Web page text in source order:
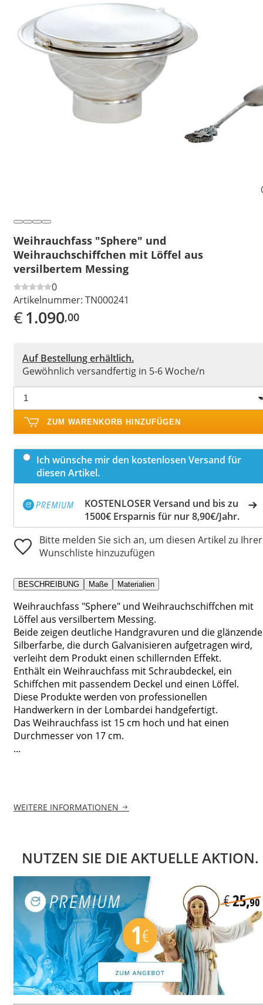
Weihrauchfass "Sphere" und
Weihrauchschiffchen mit Löffel aus
versilbertem Messing
0
Artikelnummer: TN000241
€1.090,00
Auf Bestellung erhältlich.
Gewöhnlich versandfertig in 5-6 Woche/n
ZUM WARENKORB HINZUFÜGEN
Ich wünsche mir den kostenlosen Versand für
diesen Artikel.
KOSTENLOSER Versand und bis zu
1500€ Ersparnis für nur 8,90€/Jahr.
Bitte melden Sie sich an, um diesen Artikel zu Ihrer
Wunschliste hinzuzufügen
BESCHREIBUNG Maße Materialien
Weihrauchfass "Sphere" und Weihrauchschiffchen mit
Löffel aus versilbertem Messing.
Beide zeigen deutliche Handgravuren und die glänzende
Silberfarbe, die durch Galvanisieren aufgetragen wird,
verleiht dem Produkt einen schillernden Effekt.
Enthält ein Weihrauchfass mit Schraubdeckel, ein
Schiffchen mit passendem Deckel und einen Löffel.
Diese Produkte werden von professionellen
Handwerkern in der Lombardei handgefertigt.
Das Weihrauchfass ist 15 cm hoch und hat einen
Durchmesser von 17 cm.
...
WEITERE INFORMATIONEN
NUTZEN SIE DIE AKTUELLE AKTION.